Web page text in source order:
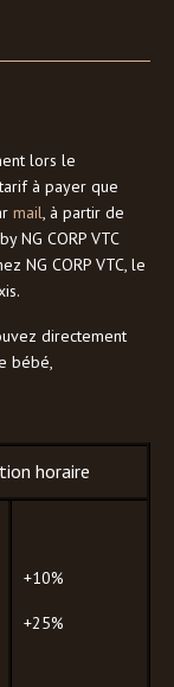
lors le
à payer que
mail, à partir de
by NG CORP VTC
NG CORP VTC, le
directement
bébé,
horaire
+10%
+25%